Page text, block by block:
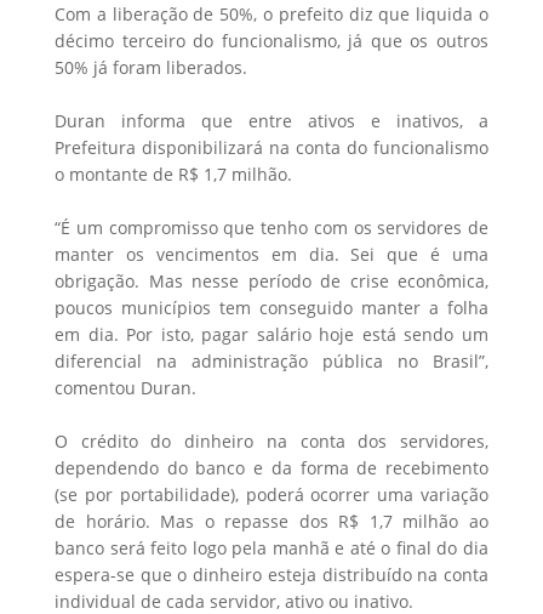
Com a liberação de 50%, o prefeito diz que liquida o
décimo terceiro do funcionalismo, já que os outros
50% já foram liberados.
Duran informa que entre ativos e inativos, a
Prefeitura disponibilizará na conta do funcionalismo
o montante de R$ 1,7 milhão.
“É um compromisso que tenho com os servidores de
manter os vencimentos em dia. Sei que é uma
obrigação. Mas nesse período de crise econômica,
poucos municípios tem conseguido manter a folha
em dia. Por isto, pagar salário hoje está sendo um
diferencial na administração pública no Brasil”,
comentou Duran.
O crédito do dinheiro na conta dos servidores,
dependendo do banco e da forma de recebimento
(se por portabilidade), poderá ocorrer uma variação
de horário. Mas o repasse dos R$ 1,7 milhão ao
banco será feito logo pela manhã e até o final do dia
espera-se que o dinheiro esteja distribuído na conta
individual de cada servidor, ativo ou inativo.